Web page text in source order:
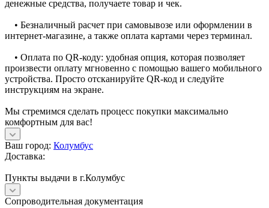
денежные средства, получаете товар и чек.
• Безналичный расчет при самовывозе или оформлении в
интернет-магазине, а также оплата картами через терминал.
• Оплата по QR-коду: удобная опция, которая позволяет
произвести оплату мгновенно с помощью вашего мобильного
устройства. Просто отсканируйте QR-код и следуйте
инструкциям на экране.
Мы стремимся сделать процесс покупки максимально
комфортным для вас!
Ваш город: Колумбус
Доставка:
Пункты выдачи в г.Колумбус
Сопроводительная документация